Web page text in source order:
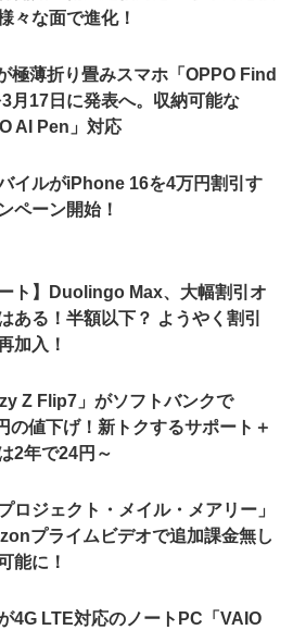
々な面で進化！
極薄折り畳みスマホ「OPPO Find
3月17日に発表へ。収納可能な
AI Pen」対応
イルがiPhone 16を4万円割引す
ペーン開始！
ート】Duolingo Max、大幅割引オ
ある！半額以下？ ようやく割引
加入！
Z Flip7」がソフトバンクで
の値下げ！新トクするサポート＋
2年で24円～
ロジェクト・メイル・メアリー」
プライムビデオで追加課金無し
能に！
4G LTE対応のノートPC「VAIO